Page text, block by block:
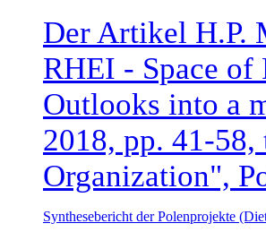
Der Artikel H.P.
RHEI - Space of
Outlooks into a
2018, pp. 41-
Organization",
Synthesebericht der Polenprojekte